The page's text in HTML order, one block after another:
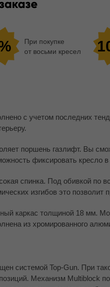
При покупке
от восьми кресел
с учетом последних
поршень газлифт. Вы
фиксировать кресло
спинка. Под обивкой по
изгибов это
каркас толщиной 18 мм.
из хромированного
системой Top-Gun. При
Механизм Multiblock